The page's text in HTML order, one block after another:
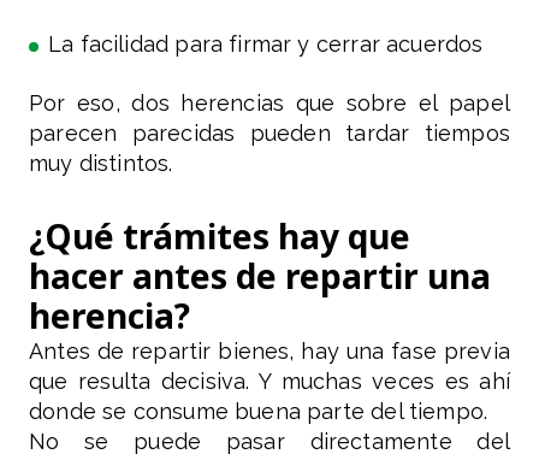
La facilidad para firmar y cerrar acuerdos
Por eso, dos herencias que sobre el papel
parecen parecidas pueden tardar tiempos
muy distintos.
¿Qué trámites hay que
hacer antes de repartir una
herencia?
Antes de repartir bienes, hay una fase previa
que resulta decisiva. Y muchas veces es ahí
donde se consume buena parte del tiempo.
No se puede pasar directamente del